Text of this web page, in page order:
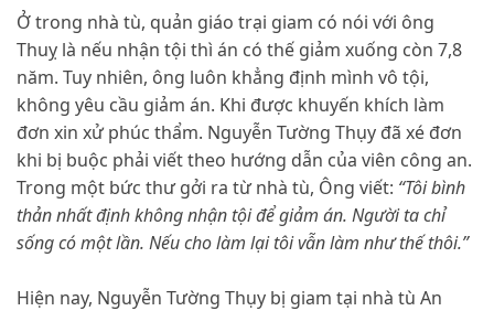
Ở trong nhà tù, quản giáo trại giam có nói với ông
Thuỵ là nếu nhận tội thì án có thế giảm xuống còn 7,8
năm. Tuy nhiên, ông luôn khẳng định mình vô tội,
không yêu cầu giảm án. Khi được khuyến khích làm
đơn xin xử phúc thẩm. Nguyễn Tường Thụy đã xé đơn
khi bị buộc phải viết theo hướng dẫn của viên công an.
Trong một bức thư gởi ra từ nhà tù, Ông viết: “Tôi bình
thản nhất định không nhận tội để giảm án. Người ta chỉ
sống có một lần. Nếu cho làm lại tôi vẫn làm như thế thôi.”
Hiện nay, Nguyễn Tường Thụy bị giam tại nhà tù An